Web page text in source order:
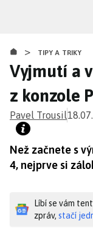
obsahu
> TIPY A TRIKY
Vyjmutí a
z konzole
Pavel Trousil
Než začnete s
4, nejprve si
Líbí se vám
zpráv, stačí